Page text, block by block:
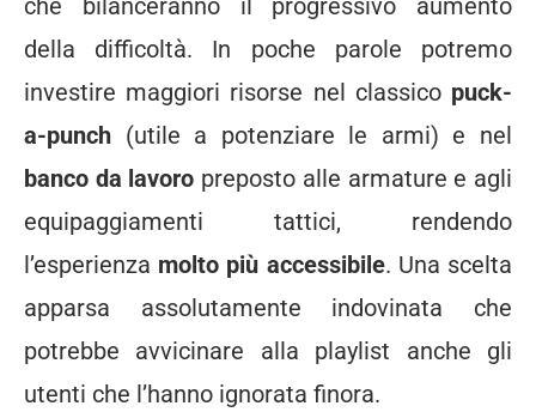
che bilanceranno il progressivo aumento
della difficoltà. In poche parole potremo
investire maggiori risorse nel classico puck-
a-punch (utile a potenziare le armi) e nel
banco da lavoro preposto alle armature e agli
equipaggiamenti tattici, rendendo
l’esperienza molto più accessibile. Una scelta
apparsa assolutamente indovinata che
potrebbe avvicinare alla playlist anche gli
utenti che l’hanno ignorata finora.